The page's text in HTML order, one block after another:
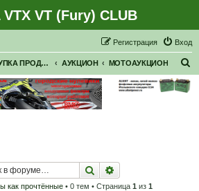
VTX VT (Fury) CLUB
Вход
Регистрация
ПОКУПКА ПРОДАЖА АУКЦИОН МОТОАУКЦИОН
Поиск
как прочтённые• 0 тем • Страница 1 из 1